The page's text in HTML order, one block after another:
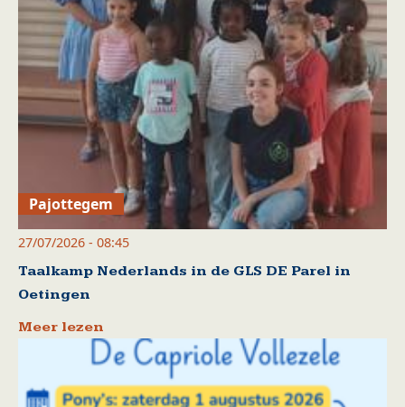
Pajottegem
27/07/2026 - 08:45
Taalkamp Nederlands in de GLS DE Parel in
Oetingen
Meer lezen